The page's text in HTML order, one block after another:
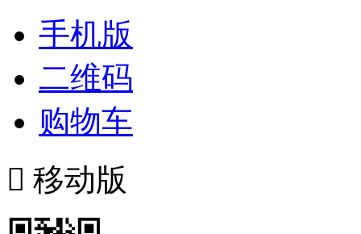
手机版
二维码
购物车
 移动版